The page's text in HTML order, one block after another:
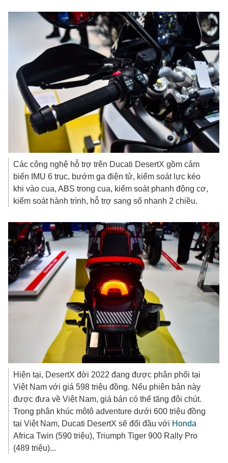
Các công nghệ hỗ trợ trên Ducati DesertX gồm cảm
biến IMU 6 trục, bướm ga điện tử, kiểm soát lực kéo
khi vào cua, ABS trong cua, kiểm soát phanh động cơ,
kiểm soát hành trình, hỗ trợ sang số nhanh 2 chiều.
Hiện tại, DesertX đời 2022 đang được phân phối tại
Việt Nam với giá 598 triệu đồng. Nếu phiên bản này
được đưa về Việt Nam, giá bán có thể tăng đôi chút.
Trong phân khúc môtô adventure dưới 600 triệu đồng
tại Việt Nam, Ducati DesertX sẽ đối đầu với Honda
Africa Twin (590 triệu), Triumph Tiger 900 Rally Pro
(489 triệu)...